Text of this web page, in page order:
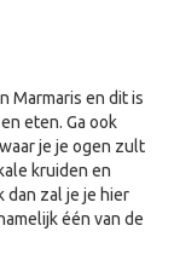
Marmaris en dit is
eten. Ga ook
je je ogen zult
kruiden en
dan zal je je hier
één van de